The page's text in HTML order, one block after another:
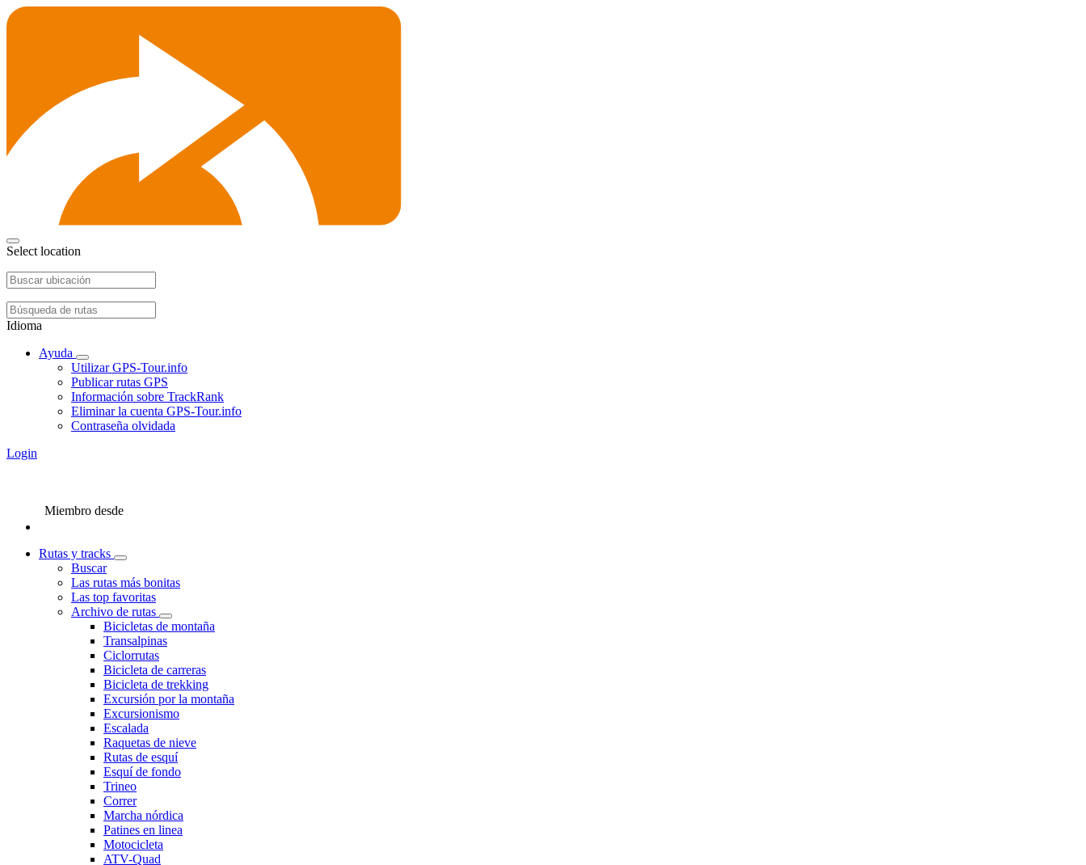
Select location
Idioma
Ayuda
Utilizar GPS-Tour.info
Publicar rutas GPS
Información sobre TrackRank
Eliminar la cuenta GPS-Tour.info
Contraseña olvidada
Login
Miembro desde
Rutas y tracks
Buscar
Las rutas más bonitas
Las top favoritas
Archivo de rutas
Bicicletas de montaña
Transalpinas
Ciclorrutas
Bicicleta de carreras
Bicicleta de trekking
Excursión por la montaña
Excursionismo
Escalada
Raquetas de nieve
Rutas de esquí
Esquí de fondo
Trineo
Correr
Marcha nórdica
Patines en linea
Motocicleta
ATV-Quad